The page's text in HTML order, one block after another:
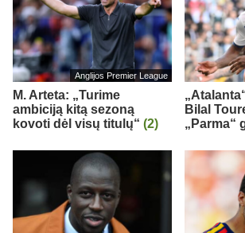
Anglijos Premier League
M. Arteta: „Turime
ambiciją kitą sezoną
kovoti dėl visų titulų“ (2)
Bilal
„Parma“